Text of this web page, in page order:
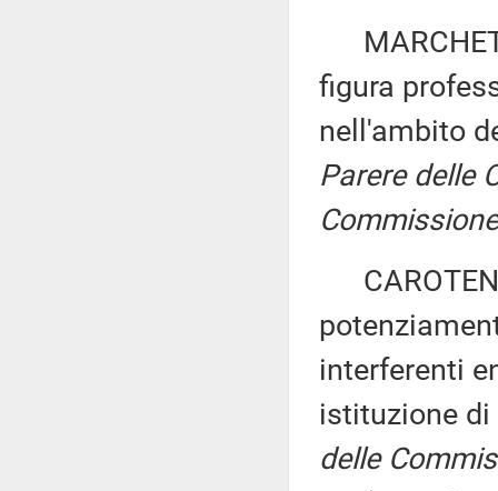
figura
nell'ambito
Parere delle
interferenti
istituzione
delle